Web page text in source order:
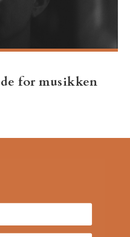
for musikken